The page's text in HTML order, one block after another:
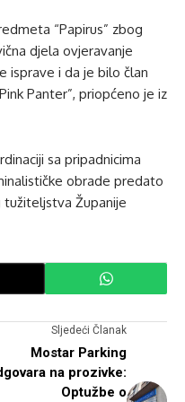
“Papirus” zbog
djela ovjeravanje
isprave i da je bilo član
Panter”, priopćeno je iz
sa pripadnicima
obrade predato
tužiteljstva Županije
Sljedeći Članak
Mostar Parking
na prozivke:
Optužbe o